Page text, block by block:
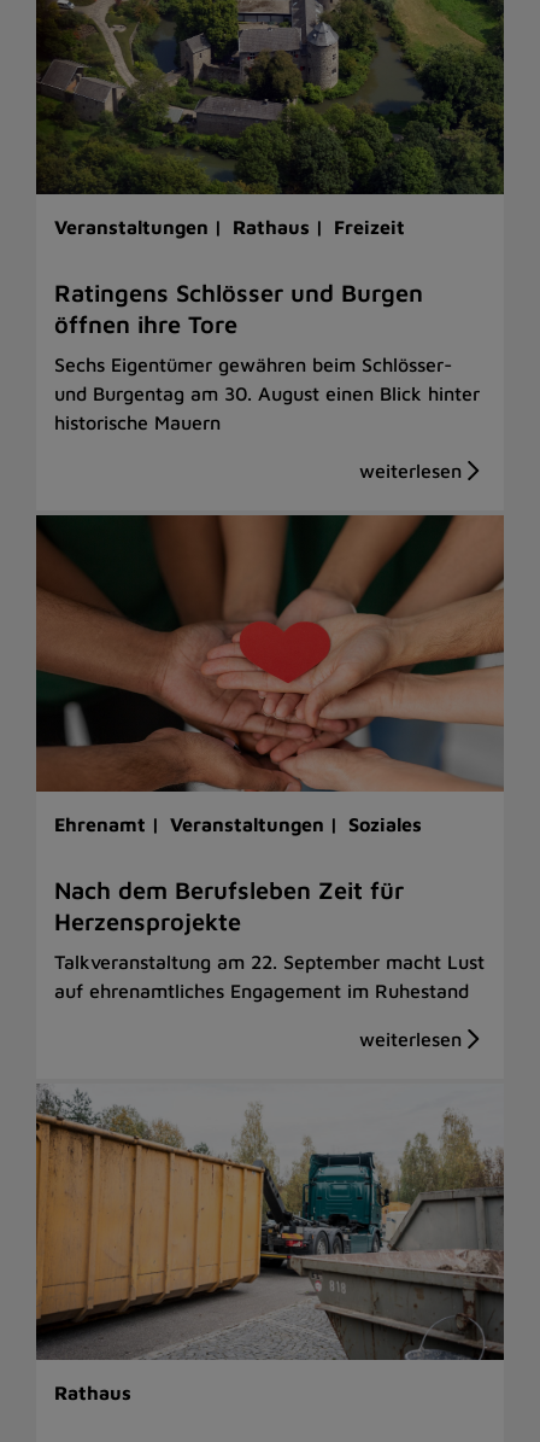
Veranstaltungen | Rathaus | Freizeit
Ratingens Schlösser und Burgen
öffnen ihre Tore
Sechs Eigentümer gewähren beim Schlösser-
und Burgentag am 30. August einen Blick hinter
historische Mauern
Ehrenamt | Veranstaltungen | Soziales
Nach dem Berufsleben Zeit für
Herzensprojekte
Talkveranstaltung am 22. September macht Lust
auf ehrenamtliches Engagement im Ruhestand
Rathaus